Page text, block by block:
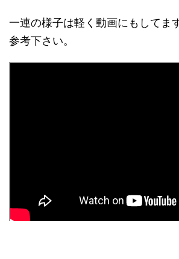
一連の様子は軽く動画にもしてま
参考下さい。